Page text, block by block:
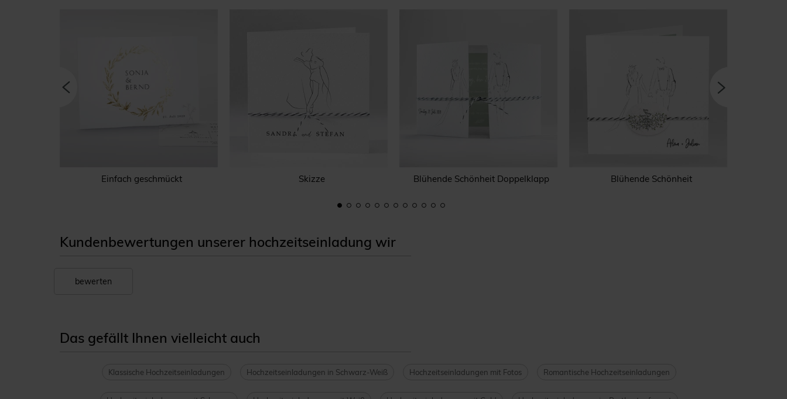
Einfach geschmückt Skizze Blühende Schönheit Doppelklapp Blühende Schönheit
Kundenbewertungen unserer hochzeitseinladung wir
bewerten
Das gefällt Ihnen vielleicht auch
Klassische Hochzeitseinladungen Hochzeitseinladungen in Schwarz-Weiß Hochzeitseinladungen mit Fotos Romantische Hochzeitseinladungen